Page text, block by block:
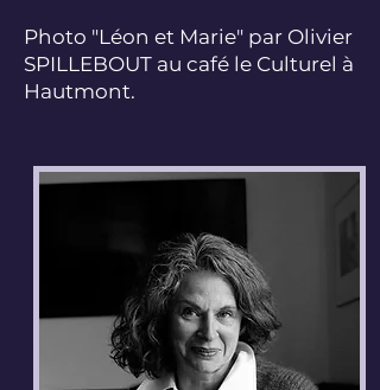
Photo "Léon et Marie" par Olivier
SPILLEBOUT au café le Culturel à
Hautmont.